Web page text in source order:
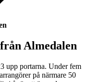
Almedalen
upp portarna. Under fem
på närmare 50